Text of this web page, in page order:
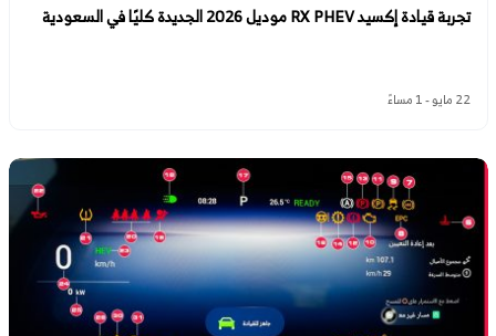
تجربة قيادة إكسيد RX PHEV موديل 2026 الجديدة كليًا في السعودية
22 مايو - 1 مساءً